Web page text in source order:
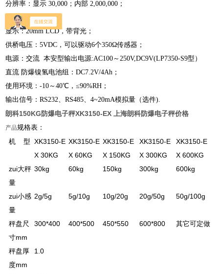
分辨率：显示 30,000；内部 2,000,000；
灵敏度：0.3uV/d
显示：20mm LCD，带背光；
供桥电压：5VDC，可以驱动6个350Ω传感器；
电源：交流 本安型输出电源:AC100～250V,DC9V(LP7350-S9型）
直流 防爆镍氢电池组：DC7.2V/4Ah；
使用环境：-10～40℃，≤90%RH；
输出信号：RS232、RS485、4~20mA模拟量（选件).
朗科150KG防爆电子秤XK3150-EX 上海朗科防爆电子秤价格
产品规格表：
机 型 XK3150-E
X 30KG
XK3150-E
X 60KG
XK3150-E
X 150KG
XK3150-E
X 300KG
XK3150-E
X 600KG
zui大秤
量
30kg 60kg 150kg 300kg 600kg
zui小感
量
2g/5g 5g/10g 10g/20g 20g/50g 50g/100g
秤盘尺
寸mm
300*400 400*500 450*550 600*800 其它可定做
秤盘厚
度mm
1.0